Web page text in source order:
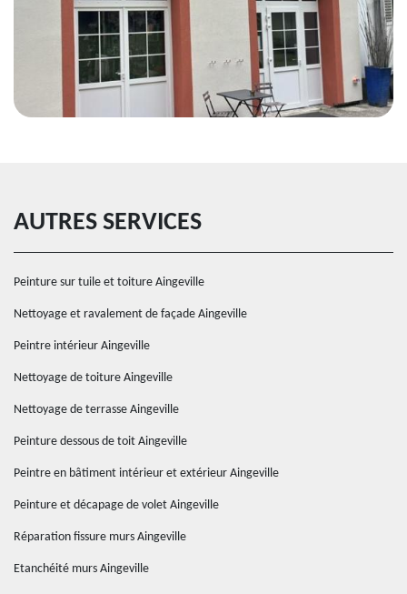
AUTRES SERVICES
Peinture sur tuile et toiture Aingeville
Nettoyage et ravalement de façade Aingeville
Peintre intérieur Aingeville
Nettoyage de toiture Aingeville
Nettoyage de terrasse Aingeville
Peinture dessous de toit Aingeville
Peintre en bâtiment intérieur et extérieur Aingeville
Peinture et décapage de volet Aingeville
Réparation fissure murs Aingeville
Etanchéité murs Aingeville